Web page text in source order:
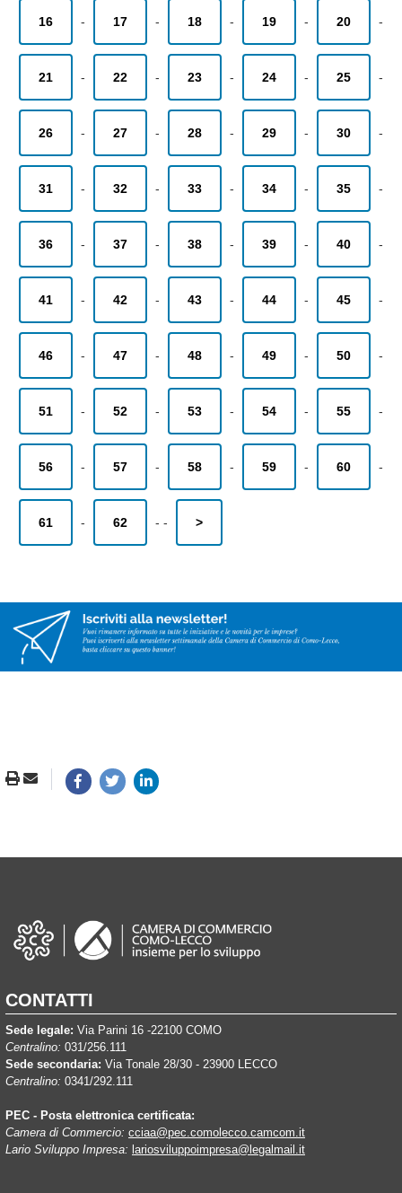
16 - 17 - 18 - 19 - 20 -
21 - 22 - 23 - 24 - 25 -
26 - 27 - 28 - 29 - 30 -
31 - 32 - 33 - 34 - 35 -
36 - 37 - 38 - 39 - 40 -
41 - 42 - 43 - 44 - 45 -
46 - 47 - 48 - 49 - 50 -
51 - 52 - 53 - 54 - 55 -
56 - 57 - 58 - 59 - 60 -
61 - 62 - - >
CONTATTI
Sede legale: Via Parini 16 -22100 COMO
Centralino: 031/256.111
Sede secondaria: Via Tonale 28/30 - 23900 LECCO
Centralino: 0341/292.111
PEC - Posta elettronica certificata:
Camera di Commercio: cciaa@pec.comolecco.camcom.it
Lario Sviluppo Impresa: lariosviluppoimpresa@legalmail.it